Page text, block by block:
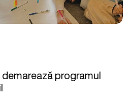
programul